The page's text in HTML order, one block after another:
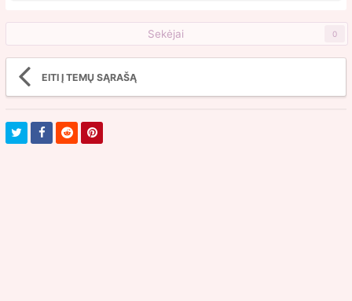
Sekėjai 0
EITI Į TEMŲ SĄRAŠĄ